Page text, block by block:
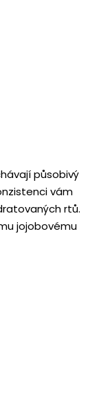
působivý
vám
rtů.
jojobovému